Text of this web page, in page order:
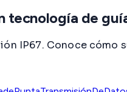
tecnología de
IP67. Conoce